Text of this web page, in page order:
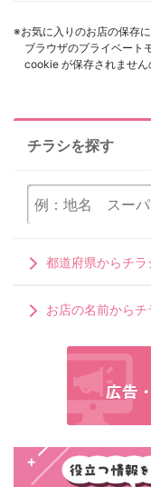
※お気に入りのお店の保存に
ブラウザのプライベート
cookie が保存されません
チラシを探す
都道府県からチラ
お店の名前からチ